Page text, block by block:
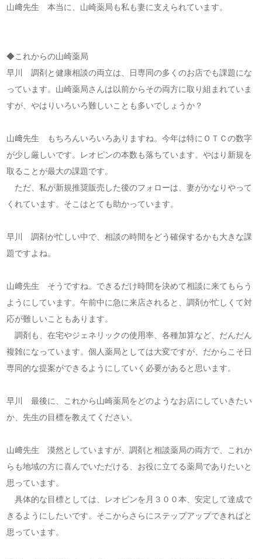
山﨑先生 本当に、山崎薬局も私も妻に支えられています。
◆これからの山崎薬局
早川 調剤と健康相談の両立は、日専同の多くのお店でも課題にな
っています。山崎薬局さんは以前からその両方に取り組まれていま
すが、やはりいろいろ難しいことも多いでしょうか？
山﨑先生 もちろんいろいろありますね。今年は特にＯＴＣの数字
が少し厳しいです。レオピンの本数も落ちています。やはり新規を
取ることが最大の課題です。
ただ、私が新規推奨販売した後のフォローは、妻がかなりやって
くれています。そこはとても助かっています。
早川 調剤が忙しい中で、相談の時間をどう確保するかも大きな課
題ですよね。
山﨑先生 そうですね。できるだけ時間を決めて相談に来てもらう
ようにしています。午前中に急に来店されると、調剤が忙しくて対
応が難しいこともあります。
調剤も、在宅やジェネリックの使用率、各種加算など、だんだん
複雑になっています。個人薬局としては大変ですが、だからこそ日
専同的な提案ができるようにしていく必要があると思います。
早川 最後に、これから山崎薬局をどのようなお店にしていきたい
か、先生の目標を教えてください。
山﨑先生 漠然としていますが、調剤と相談薬局の両方で、これか
らも地域の方に喜んでいただける、お役に立てる薬局でありたいと
思っています。
具体的な目標としては、レオピンを月３００本、安定して達成で
きるようにしたいです。そこからさらにステップアップできればと
思っています。